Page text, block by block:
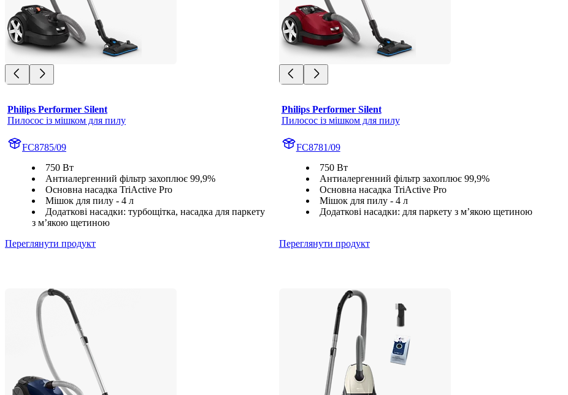
Philips Performer Silent
Пилосос із мішком для пилу
FC8785/09
750 Вт
Антиалергенний фільтр захоплює 99,9%
Основна насадка TriActive Pro
Мішок для пилу - 4 л
Додаткові насадки: турбощітка, насадка для паркету
з м’якою щетиною
Переглянути продукт
Philips Performer Silent
Пилосос із мішком для пилу
FC8781/09
750 Вт
Антиалергенний фільтр захоплює 99,9%
Основна насадка TriActive Pro
Мішок для пилу - 4 л
Додаткові насадки: для паркету з м’якою щетиною
Переглянути продукт